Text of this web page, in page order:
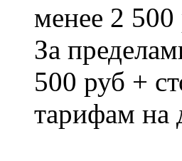
менее 2 500
За
500 руб +
тарифам на